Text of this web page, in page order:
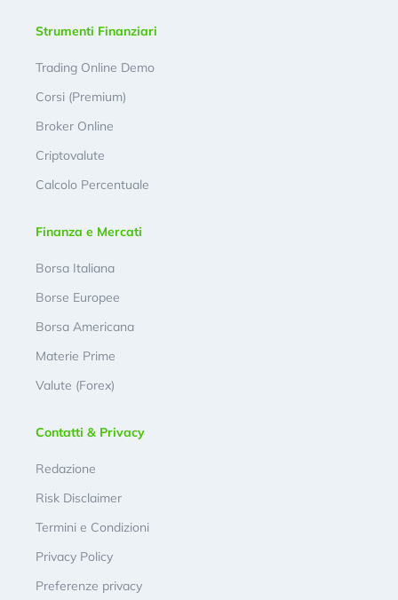
Strumenti Finanziari
Trading Online Demo
Corsi (Premium)
Broker Online
Criptovalute
Calcolo Percentuale
Finanza e Mercati
Borsa Italiana
Borse Europee
Borsa Americana
Materie Prime
Valute (Forex)
Contatti & Privacy
Redazione
Risk Disclaimer
Termini e Condizioni
Privacy Policy
Preferenze privacy